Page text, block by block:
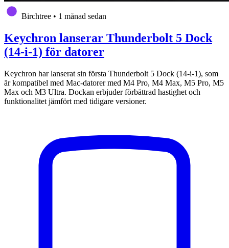
Birchtree • 1 månad sedan
Keychron lanserar Thunderbolt 5 Dock
(14-i-1) för datorer
Keychron har lanserat sin första Thunderbolt 5 Dock (14-i-1), som
är kompatibel med Mac-datorer med M4 Pro, M4 Max, M5 Pro, M5
Max och M3 Ultra. Dockan erbjuder förbättrad hastighet och
funktionalitet jämfört med tidigare versioner.